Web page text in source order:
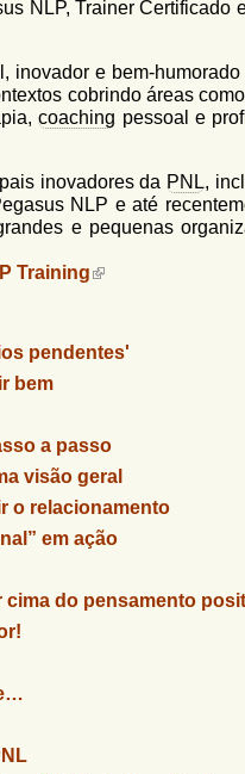
NLP, Trainer Certificado
inovador e bem-
cobrindo áreas
coaching pessoal e
inovadores da PNL,
NLP e até
e pequenas
Training
pendentes'
bem
a passo
visão geral
o relacionamento
em ação
do pensamento